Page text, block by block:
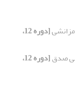
[دوره 12،
صدق
[دوره 12،